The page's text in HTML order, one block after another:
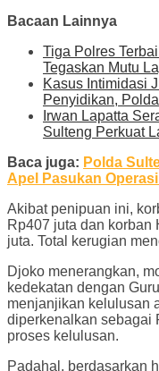
Bacaan Lainnya
Tiga Polres
Tegaskan Mutu
Kasus Intimidasi
Penyidikan,
Irwan Lapatta
Sulteng Perkuat
Baca juga: Polda
Apel Pasukan
Akibat penipuan ini,
Rp407 juta dan
juta. Total kerugian
Djoko menerangkan,
kedekatan dengan
menjanjikan kelulusan
diperkenalkan sebagai
proses kelulusan.
Padahal, berdasarkan